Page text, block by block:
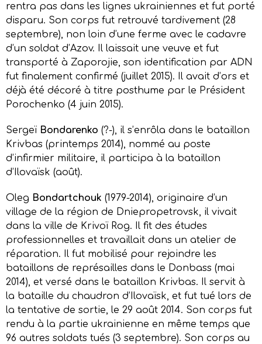
rentra pas dans les lignes ukrainiennes et fut porté
disparu. Son corps fut retrouvé tardivement (28
septembre), non loin d’une ferme avec le cadavre
d’un soldat d’Azov. Il laissait une veuve et fut
transporté à Zaporojie, son identification par ADN
fut finalement confirmé (juillet 2015). Il avait d’ors et
déjà été décoré à titre posthume par le Président
Porochenko (4 juin 2015).
Sergeï Bondarenko (?-), il s’enrôla dans le bataillon
Krivbas (printemps 2014), nommé au poste
d’infirmier militaire, il participa à la bataillon
d’Ilovaïsk (août).
Oleg Bondartchouk (1979-2014), originaire d’un
village de la région de Dniepropetrovsk, il vivait
dans la ville de Krivoï Rog. Il fit des études
professionnelles et travaillait dans un atelier de
réparation. Il fut mobilisé pour rejoindre les
bataillons de représailles dans le Donbass (mai
2014), et versé dans le bataillon Krivbas. Il servit à
la bataille du chaudron d’Ilovaïsk, et fut tué lors de
la tentative de sortie, le 29 août 2014. Son corps fut
rendu à la partie ukrainienne en même temps que
96 autres soldats tués (3 septembre). Son corps au